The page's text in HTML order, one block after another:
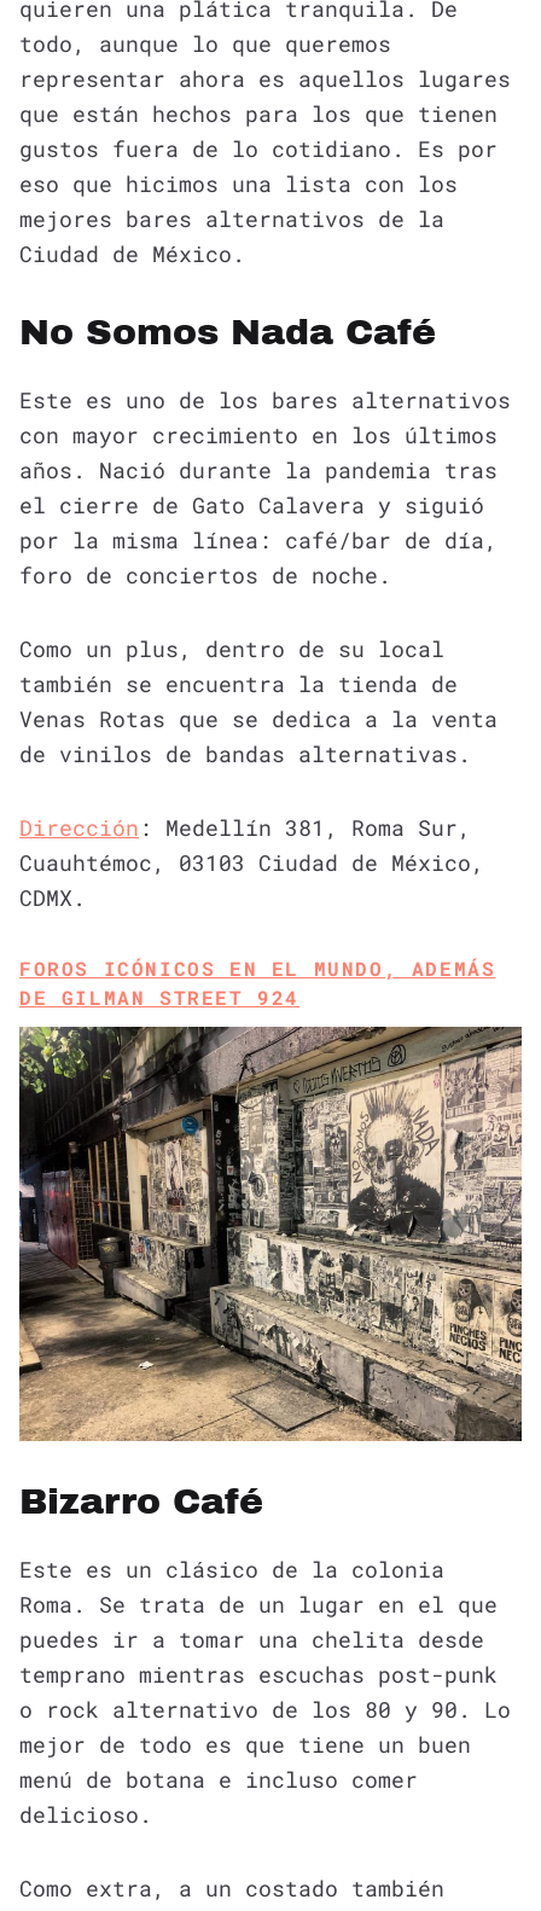
quieren una plática tranquila. De
todo, aunque lo que queremos
representar ahora es aquellos lugares
que están hechos para los que tienen
gustos fuera de lo cotidiano. Es por
eso que hicimos una lista con los
mejores bares alternativos de la
Ciudad de México.
No Somos Nada Café
Este es uno de los bares alternativos
con mayor crecimiento en los últimos
años. Nació durante la pandemia tras
el cierre de Gato Calavera y siguió
por la misma línea: café/bar de día,
foro de conciertos de noche.
Como un plus, dentro de su local
también se encuentra la tienda de
Venas Rotas que se dedica a la venta
de vinilos de bandas alternativas.
Dirección : Medellín 381, Roma Sur,
Cuauhtémoc, 03103 Ciudad de México,
CDMX.
FOROS ICÓNICOS EN EL MUNDO, ADEMÁS
DE GILMAN STREET 924
Bizarro Café
Este es un clásico de la colonia
Roma. Se trata de un lugar en el que
puedes ir a tomar una chelita desde
temprano mientras escuchas post-punk
o rock alternativo de los 80 y 90. Lo
mejor de todo es que tiene un buen
menú de botana e incluso comer
delicioso.
Como extra, a un costado también